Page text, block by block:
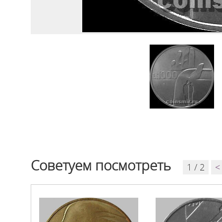
Советуем посмотреть 1 / 2 <